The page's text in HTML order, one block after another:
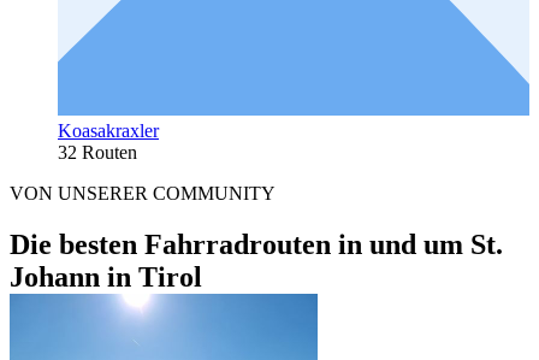
Koasakraxler
32 Routen
VON UNSERER COMMUNITY
Die besten Fahrradrouten in und um St.
Johann in Tirol